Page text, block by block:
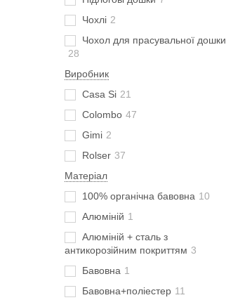
Чохлі 2
Чохол для прасувальної дошки
28
Виробник
Casa Si 21
Colombo 47
Gimi 2
Rolser 37
Матеріал
100% органічна бавовна 10
Алюміній 1
Алюміній + сталь з
антикорозійним покриттям 3
Бавовна 1
Бавовна+поліестер 11